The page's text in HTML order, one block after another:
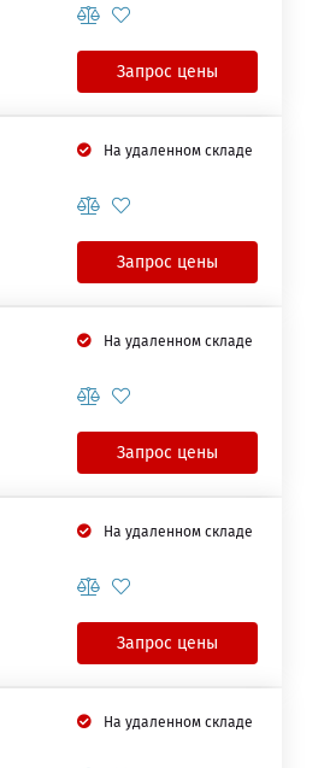
Запрос цены
На удаленном складе
Запрос цены
На удаленном складе
Запрос цены
На удаленном складе
Запрос цены
На удаленном складе